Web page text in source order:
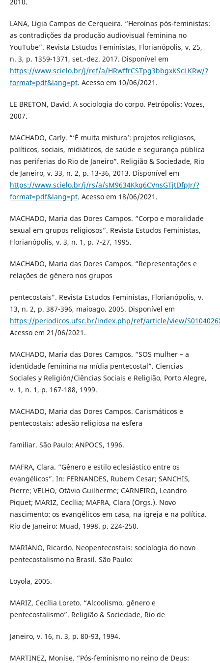
2010.
LANA, Lígia Campos de Cerqueira. “Heroínas pós-feministas:
as contradições da produção audiovisual feminina no
YouTube”. Revista Estudos Feministas, Florianópolis, v. 25,
n. 3, p. 1359-1371, set.-dez. 2017. Disponível em
https://www.scielo.br/j/ref/a/HRwffrCSTpg3bbgxKScLKRw/?
format=pdf&lang=pt. Acesso em 10/06/2021.
LE BRETON, David. A sociologia do corpo. Petrópolis: Vozes,
2007.
MACHADO, Carly. “‘É muita mistura’: projetos religiosos,
políticos, sociais, midiáticos, de saúde e segurança pública
nas periferias do Rio de Janeiro”. Religião & Sociedade, Rio
de Janeiro, v. 33, n. 2, p. 13-36, 2013. Disponível em
https://www.scielo.br/j/rs/a/sM9634Kkq6CVnsGTjtDfpJr/?
format=pdf&lang=pt. Acesso em 18/06/2021.
MACHADO, Maria das Dores Campos. “Corpo e moralidade
sexual em grupos religiosos”. Revista Estudos Feministas,
Florianópolis, v. 3, n. 1, p. 7-27, 1995.
MACHADO, Maria das Dores Campos. “Representações e
relações de gênero nos grupos
pentecostais”. Revista Estudos Feministas, Florianópolis, v.
13, n. 2, p. 387-396, maioago. 2005. Disponível em
https://periodicos.ufsc.br/index.php/ref/article/view/
Acesso em 21/06/2021.
MACHADO, Maria das Dores Campos. “SOS mulher – a
identidade feminina na mídia pentecostal”. Ciencias
Sociales y Religión/Ciências Sociais e Religião, Porto Alegre,
v. 1, n. 1, p. 167-188, 1999.
MACHADO, Maria das Dores Campos. Carismáticos e
pentecostais: adesão religiosa na esfera
familiar. São Paulo: ANPOCS, 1996.
MAFRA, Clara. “Gênero e estilo eclesiástico entre os
evangélicos”. In: FERNANDES, Rubem Cesar; SANCHIS,
Pierre; VELHO, Otávio Guilherme; CARNEIRO, Leandro
Piquet; MARIZ, Cecília; MAFRA, Clara (Orgs.). Novo
nascimento: os evangélicos em casa, na igreja e na política.
Rio de Janeiro: Muad, 1998. p. 224-250.
MARIANO, Ricardo. Neopentecostais: sociologia do novo
pentecostalismo no Brasil. São Paulo:
Loyola, 2005.
MARIZ, Cecília Loreto. “Alcoolismo, gênero e
pentecostalismo”. Religião & Sociedade, Rio de
Janeiro, v. 16, n. 3, p. 80-93, 1994.
MARTINEZ, Monise. “Pós-feminismo no reino de Deus: